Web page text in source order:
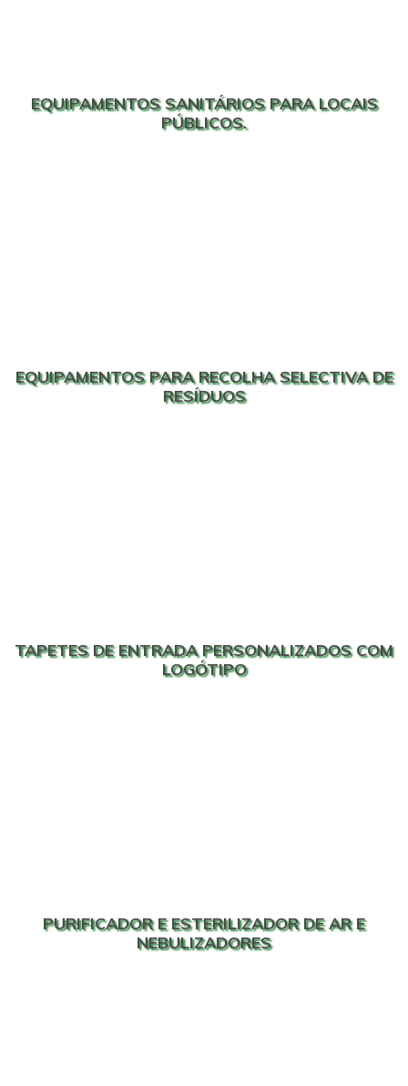
EQUIPAMENTOS SANITÁRIOS PARA LOCAIS
PÚBLICOS.
EQUIPAMENTOS PARA RECOLHA SELECTIVA DE
RESÍDUOS
TAPETES DE ENTRADA PERSONALIZADOS COM
LOGÓTIPO
PURIFICADOR E ESTERILIZADOR DE AR E
NEBULIZADORES